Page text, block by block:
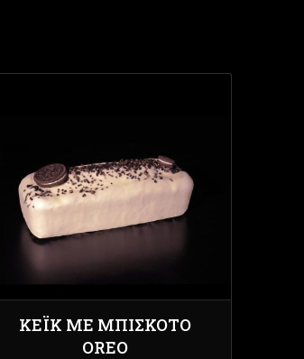
ΚΈΙΚ ΜΕ ΜΠΙΣΚΌΤΟ
OREO